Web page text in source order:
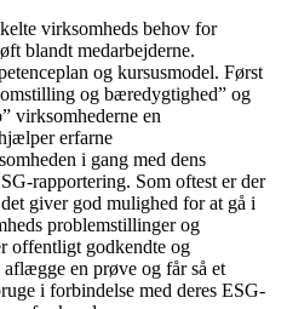
virksomheds behov for
blandt medarbejderne.
og kursusmodel. Først
og bæredygtighed” og
virksomhederne en
erfarne
i gang med dens
rapportering. Som oftest er der
giver god mulighed for at gå i
problemstillinger og
offentligt godkendte og
en prøve og får så et
i forbindelse med deres ESG-